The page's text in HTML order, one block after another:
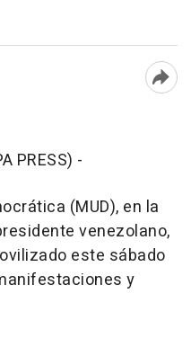
PRESS) -
(MUD), en la
venezolano,
este sábado
y